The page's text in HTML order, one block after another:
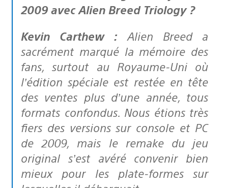
2009 avec Alien Breed Triology ?
Kevin Carthew : Alien Breed a
sacrément marqué la mémoire des
fans, surtout au Royaume-Uni où
l’édition spéciale est restée en tête
des ventes plus d’une année, tous
formats confondus. Nous étions très
fiers des versions sur console et PC
de 2009, mais le remake du jeu
original s’est avéré convenir bien
mieux pour les plate-formes sur